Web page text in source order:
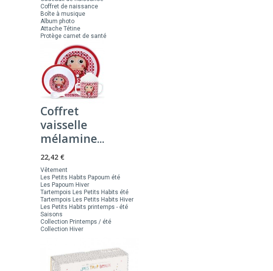
Coffret de naissance
Boîte à musique
Album photo
Attache Tétine
Protège carnet de santé
Coffret
vaisselle
mélamine...
22,42 €
Vêtement
Les Petits Habits Papoum été
Les Papoum Hiver
Tartempois Les Petits Habits été
Tartempois Les Petits Habits Hiver
Les Petits Habits printemps - été
Saisons
Collection Printemps / été
Collection Hiver